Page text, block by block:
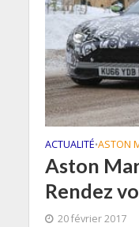
ACTUALITÉ•ASTON
Aston
Rendez
20 février 2017